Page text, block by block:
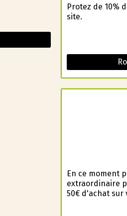
Profitez de
site.
En ce moment
extraordinaire
50€ d'achat sur